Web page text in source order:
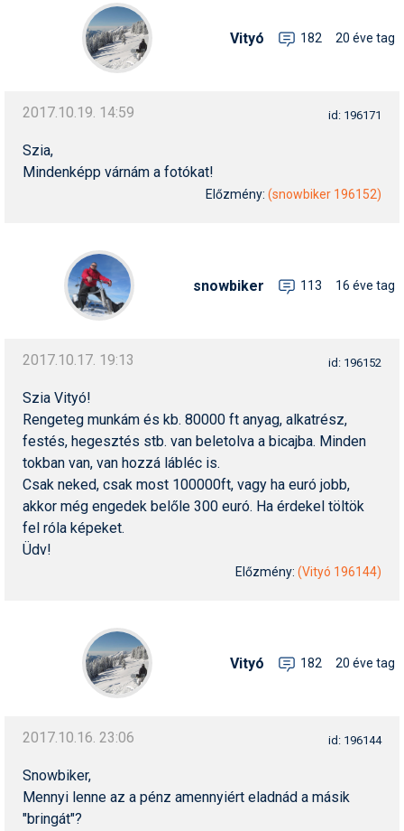
Vityó 182 20 éve tag
2017.10.19. 14:59 id: 196171
Szia,
Mindenképp várnám a fotókat!
Előzmény: (snowbiker 196152)
snowbiker 113 16 éve tag
2017.10.17. 19:13 id: 196152
Szia Vityó!
Rengeteg munkám és kb. 80000 ft anyag, alkatrész,
festés, hegesztés stb. van beletolva a bicajba. Minden
tokban van, van hozzá lábléc is.
Csak neked, csak most 100000ft, vagy ha euró jobb,
akkor még engedek belőle 300 euró. Ha érdekel töltök
fel róla képeket.
Üdv!
Előzmény: (Vityó 196144)
Vityó 182 20 éve tag
2017.10.16. 23:06 id: 196144
Snowbiker,
Mennyi lenne az a pénz amennyiért eladnád a másik
"bringát"?